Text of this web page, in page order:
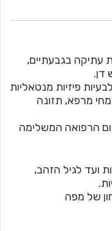
עתיקה בגבעתיים,
דן.
פיזיות מנטאליות
מרפא, תזונה
הרפואה המשלימה
ועד לגיל הזהב,
של מפה